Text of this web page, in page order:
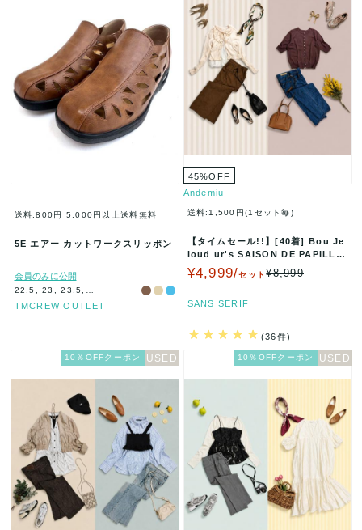
送料:800円 5,000円以上送料無料
5E エアー カットワークスリッポン
会員のみに公開
TMCREW OUTLET
45%OFF
Andemiu
送料:1,500円(1セット毎)
【タイムセール!!】[40着] Bou Je
loud ur's SAISON DE PAPILLO
N…
¥4,999/セット¥8,999
SANS SERIF
(36件)
10％OFFクーポン 10％OFFクーポン